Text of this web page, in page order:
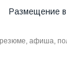
Размещение в
резюме, афиша,